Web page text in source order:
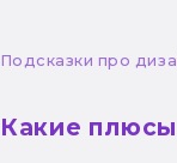
Подсказки про
Какие